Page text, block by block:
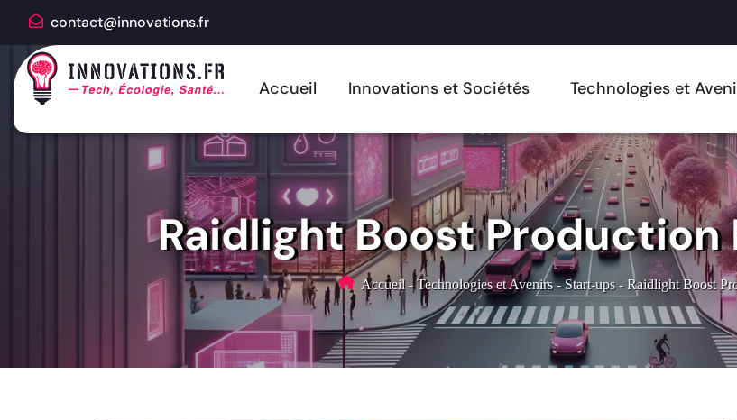
contact@innovations.fr
Accueil Innovations et Sociétés Technologies et
Raidlight Boost Production
Accueil - Technologies et Avenirs - Start-ups - Raidlight Boost